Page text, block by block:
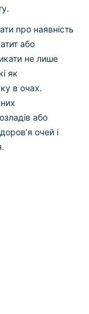
про наявність
або
не лише
як
в очах.
або
очей і